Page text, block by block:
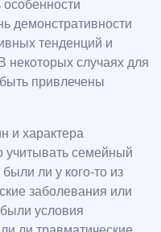
демонстративности
тенденций и
некоторых случаях для
привлечены
и характера
учитывать семейный
ли у кого-то из
заболевания или
условия